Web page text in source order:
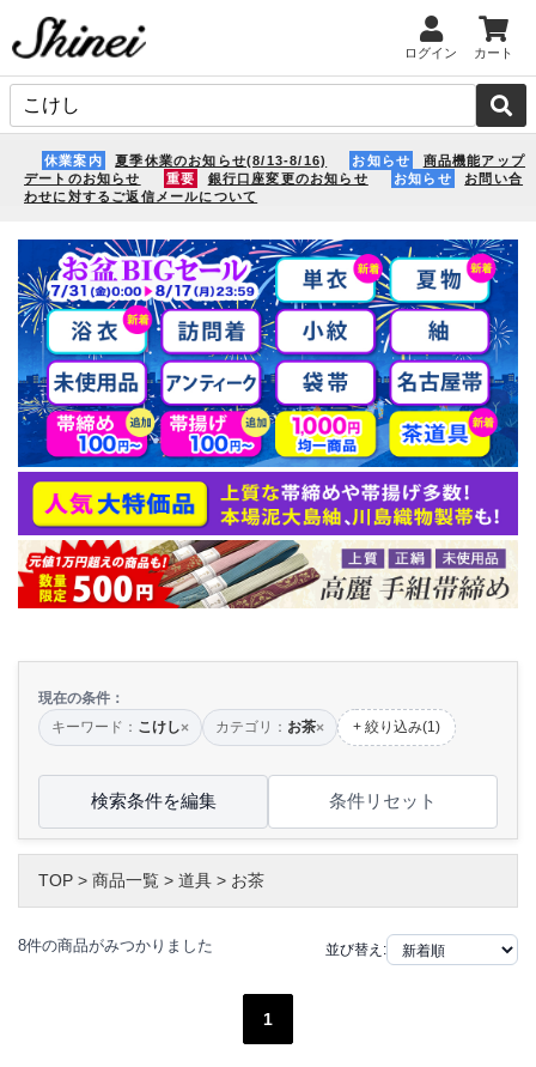
ログイン カート
休業案内 夏季休業のお知らせ(8/13-8/16) お知らせ
商品機能アップ
デートのお知らせ
重要 銀行口座変更のお知らせ お知らせ
お問い合
わせに対するご返信メールについて
現在の条件：
キーワード： こけし× カテゴリ： お茶× + 絞り込み(1)
検索条件を編集 条件リセット
TOP > 商品一覧 > 道具 > お茶
8件の商品がみつかりました 並び替え:
1